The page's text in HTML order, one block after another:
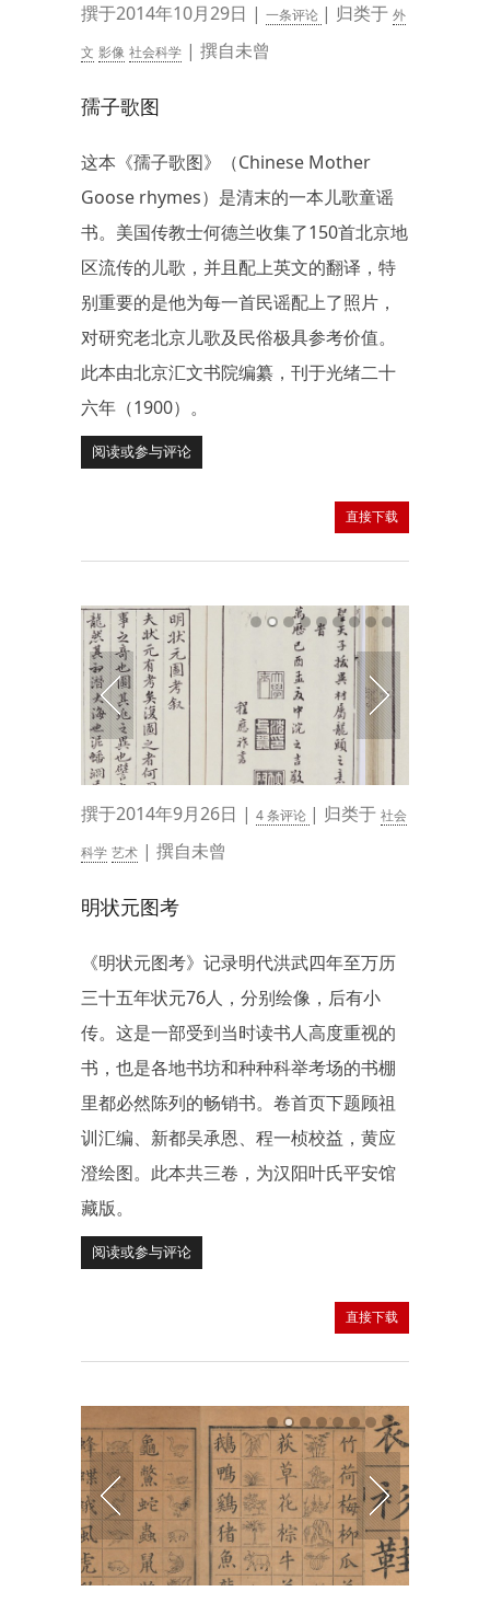
撰于2014年10月29日 | 一条评论 | 归类于 外
文 影像 社会科学 | 撰自未曾
孺子歌图
这本《孺子歌图》（Chinese Mother
Goose rhymes）是清末的一本儿歌童谣
书。美国传教士何德兰收集了150首北京地
区流传的儿歌，并且配上英文的翻译，特
别重要的是他为每一首民谣配上了照片，
对研究老北京儿歌及民俗极具参考价值。
此本由北京汇文书院编纂，刊于光绪二十
六年（1900）。
阅读或参与评论
直接下载
撰于2014年9月26日 | 4 条评论 | 归类于 社会
科学 艺术 | 撰自未曾
明状元图考
《明状元图考》记录明代洪武四年至万历
三十五年状元76人，分别绘像，后有小
传。这是一部受到当时读书人高度重视的
书，也是各地书坊和种种科举考场的书棚
里都必然陈列的畅销书。卷首页下题顾祖
训汇编、新都吴承恩、程一桢校益，黄应
澄绘图。此本共三卷，为汉阳叶氏平安馆
藏版。
阅读或参与评论
直接下载